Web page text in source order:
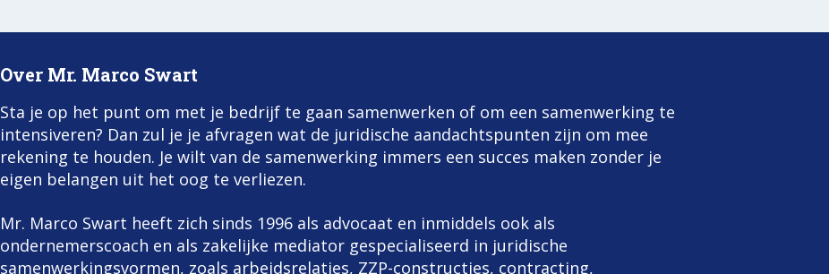
Over Mr. Marco Swart
Sta je op het punt om met je bedrijf te gaan samenwerken of om een samenwerking te
intensiveren? Dan zul je je afvragen wat de juridische aandachtspunten zijn om mee
rekening te houden. Je wilt van de samenwerking immers een succes maken zonder je
eigen belangen uit het oog te verliezen.
Mr. Marco Swart heeft zich sinds 1996 als advocaat en inmiddels ook als
ondernemerscoach en als zakelijke mediator gespecialiseerd in juridische
samenwerkingsvormen, zoals arbeidsrelaties, ZZP-constructies, contracting,